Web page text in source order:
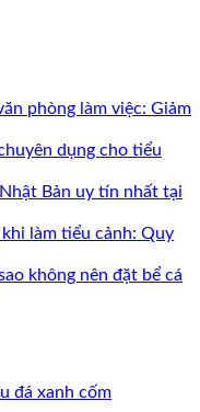
phòng làm việc: Giảm
dụng cho tiểu
Bản uy tín nhất tại
làm tiểu cảnh: Quy
không nên đặt bể cá
đá xanh cốm